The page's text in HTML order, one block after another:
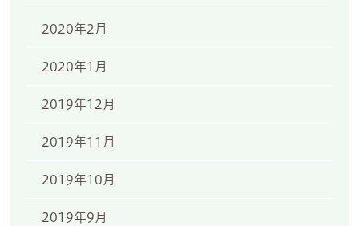
2020年2月
2020年1月
2019年12月
2019年11月
2019年10月
2019年9月